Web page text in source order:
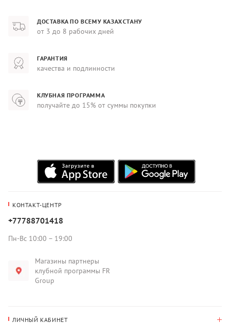
ДОСТАВКА ПО ВСЕМУ КАЗАХСТАНУ
от 3 до 8 рабочих дней
ГАРАНТИЯ
качества и подлинности
КЛУБНАЯ ПРОГРАММА
получайте до 15% от суммы покупки
КОНТАКТ-ЦЕНТР
+77788701418
Пн-Вс 10:00 – 19:00
Магазины партнеры
клубной программы FR
Group
ЛИЧНЫЙ КАБИНЕТ